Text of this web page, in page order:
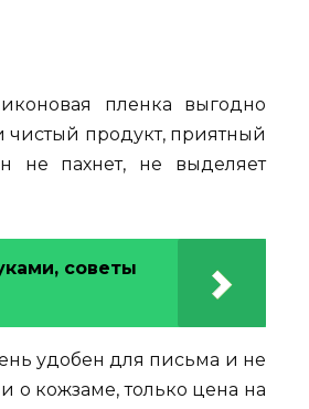
пленка выгодно
чистый продукт, приятный
не пахнет, не выделяет
советы
удобен для письма и не
о кожзаме, только цена на